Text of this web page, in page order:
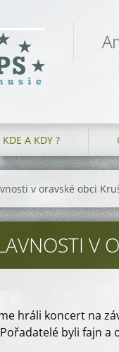
KDE A KDY ?
v oravské obci
V
hráli koncert na
byli fajn